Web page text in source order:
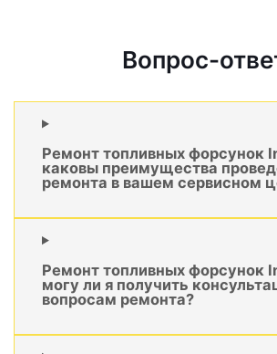
Вопрос-
Ремонт топливных форсунок
каковы преимущества
ремонта в вашем сервисном
Ремонт топливных форсунок
могу ли я получить
вопросам ремонта?